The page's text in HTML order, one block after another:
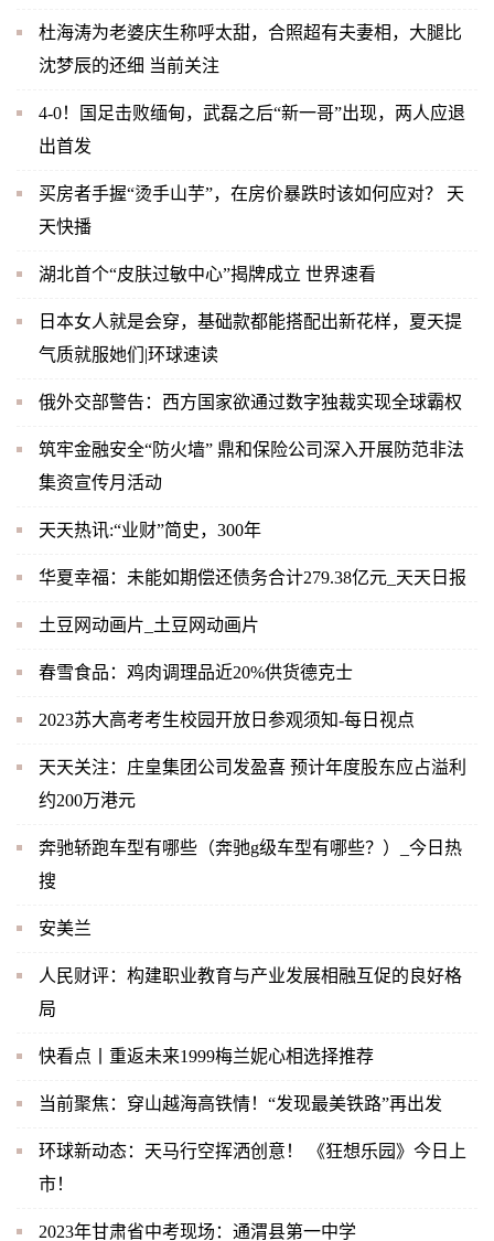
杜海涛为老婆庆生称呼太甜，合照超有夫妻相，大腿比
沈梦辰的还细 当前关注
4-0！国足击败缅甸，武磊之后“新一哥”出现，两人应退
出首发
买房者手握“烫手山芋”，在房价暴跌时该如何应对？ 天
天快播
湖北首个“皮肤过敏中心”揭牌成立 世界速看
日本女人就是会穿，基础款都能搭配出新花样，夏天提
气质就服她们|环球速读
俄外交部警告：西方国家欲通过数字独裁实现全球霸权
筑牢金融安全“防火墙” 鼎和保险公司深入开展防范非法
集资宣传月活动
天天热讯:“业财”简史，300年
华夏幸福：未能如期偿还债务合计279.38亿元_天天日报
土豆网动画片_土豆网动画片
春雪食品：鸡肉调理品近20%供货德克士
2023苏大高考考生校园开放日参观须知-每日视点
天天关注：庄皇集团公司发盈喜 预计年度股东应占溢利
约200万港元
奔驰轿跑车型有哪些（奔驰g级车型有哪些？）_今日热
搜
安美兰
人民财评：构建职业教育与产业发展相融互促的良好格
局
快看点丨重返未来1999梅兰妮心相选择推荐
当前聚焦：穿山越海高铁情！“发现最美铁路”再出发
环球新动态：天马行空挥洒创意！ 《狂想乐园》今日上
市！
2023年甘肃省中考现场：通渭县第一中学